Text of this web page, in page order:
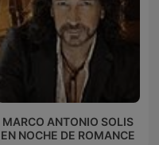
MARCO ANTONIO SOLIS
EN NOCHE DE ROMANCE